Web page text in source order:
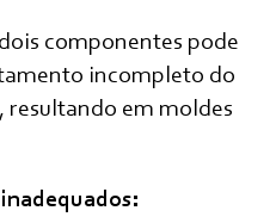
componentes pode
incompleto do
em moldes